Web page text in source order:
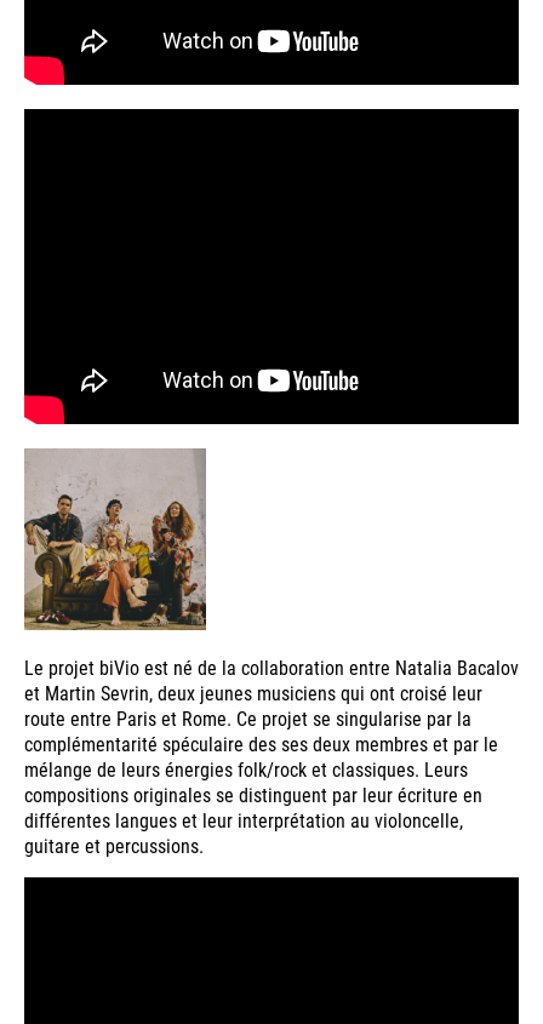
Le projet biVio est né de la collaboration entre Natalia Bacalov
et Martin Sevrin, deux jeunes musiciens qui ont croisé leur
route entre Paris et Rome. Ce projet se singularise par la
complémentarité spéculaire des ses deux membres et par le
mélange de leurs énergies folk/rock et classiques. Leurs
compositions originales se distinguent par leur écriture en
différentes langues et leur interprétation au violoncelle,
guitare et percussions.